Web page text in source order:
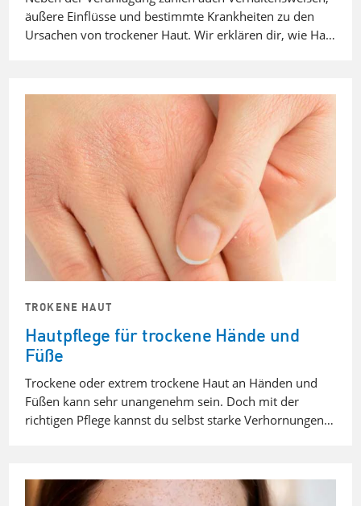
äußere Einflüsse und bestimmte Krankheiten zu den
Ursachen von trockener Haut. Wir erklären dir, wie Ha…
TROKENE HAUT
Hautpflege für trockene Hände und
Füße
Trockene oder extrem trockene Haut an Händen und
Füßen kann sehr unangenehm sein. Doch mit der
richtigen Pflege kannst du selbst starke Verhornungen…